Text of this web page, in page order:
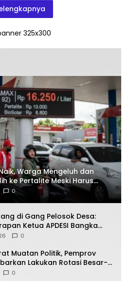
Warga Mengeluh dan
ke Pertalite Meski Harus
0
di Gang Pelosok Desa:
Ketua APDESI Bangka
PLN Babel
0
Muatan Politik, Pemprov
Lakukan Rotasi Besar-
0